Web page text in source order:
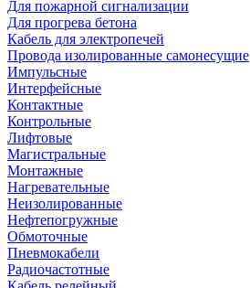
Для пожарной сигнализации
Для прогрева бетона
Кабель для электропечей
Провода изолированные самонесущие
Импульсные
Интерфейсные
Контактные
Контрольные
Лифтовые
Магистральные
Монтажные
Нагревательные
Неизолированные
Нефтепогружные
Обмоточные
Пневмокабели
Радиочастотные